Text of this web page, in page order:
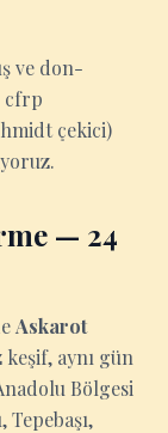
ve don-
cfrp
çekici)
— 24
Askarot
aynı gün
Bölgesi
Tepebaşı,